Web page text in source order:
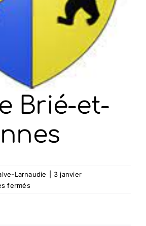
Brié-et-
Larnaudie
3 janvier
ferméssur